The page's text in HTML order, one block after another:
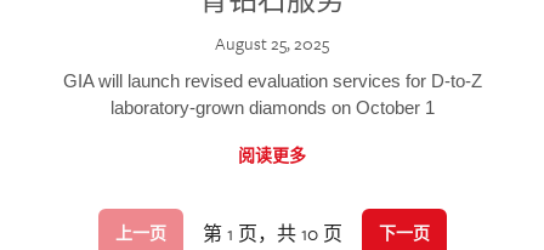
August 25, 2025
GIA will launch revised evaluation services for D-to-Z
laboratory-grown diamonds on October 1
阅读更多
上一页 第 1 页，共 10 页 下一页